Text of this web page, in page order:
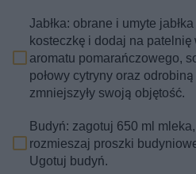
Jabłka: obrane i umyte
kosteczkę i dodaj na
aromatu pomarańczowego,
połowy cytryny oraz
zmniejszyły swoją objętość.
Budyń: zagotuj 650 ml
rozmieszaj proszki
Ugotuj budyń.